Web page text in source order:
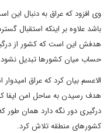
وی افزود که عراق به دنبال
باشد علاوه بر اینکه استقبال
هدفش این است که کشور از
حساب میان کشورها تبدیل
الاعسم بیان کرد که عراق
هدف رسیدن به ساحل امن ایفا
درگیری دور نگه دارد همان
کشورهای منطقه تلاش کرد.